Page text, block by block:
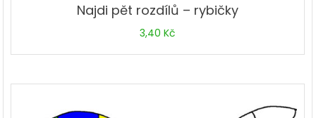
Najdi pět rozdílů – rybičky
3,40Kč